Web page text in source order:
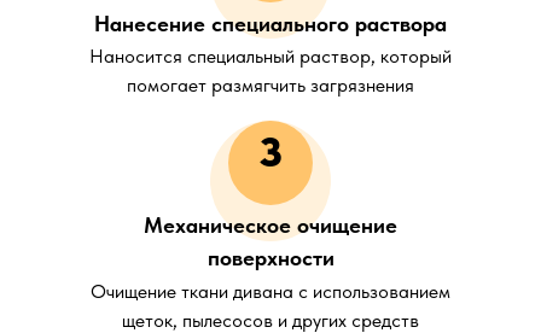
Нанесение специального раствора
Наносится специальный раствор, который
помогает размягчить загрязнения
3
Механическое очищение
поверхности
Очищение ткани дивана с использованием
щеток, пылесосов и других средств